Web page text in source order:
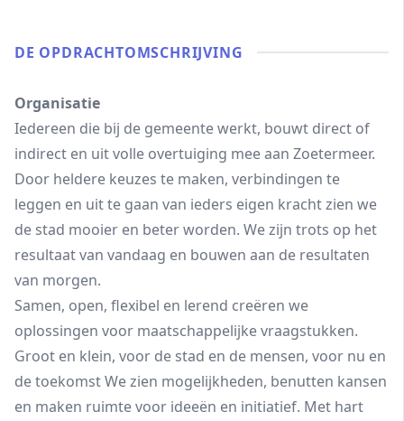
DE OPDRACHT­OMSCHRIJVING
Organisatie
Iedereen die bij de gemeente werkt, bouwt direct of
indirect en uit volle overtuiging mee aan Zoetermeer.
Door heldere keuzes te maken, verbindingen te
leggen en uit te gaan van ieders eigen kracht zien we
de stad mooier en beter worden. We zijn trots op het
resultaat van vandaag en bouwen aan de resultaten
van morgen.
Samen, open, flexibel en lerend creëren we
oplossingen voor maatschappelijke vraagstukken.
Groot en klein, voor de stad en de mensen, voor nu en
de toekomst We zien mogelijkheden, benutten kansen
en maken ruimte voor ideeën en initiatief. Met hart